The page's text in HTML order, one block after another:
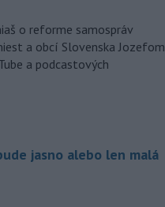
o reforme samospráv
a obcí Slovenska Jozefom
a podcastových
jasno alebo len malá